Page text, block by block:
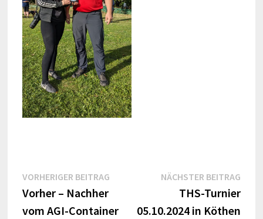
Beitragsnavigation
VORHERIGER BEITRAGVorheriger
Vorher – Nachher
vom AGI-Container
NÄCHSTER BEITRAG
THS-Turnier
05.10.2024 in Köthen